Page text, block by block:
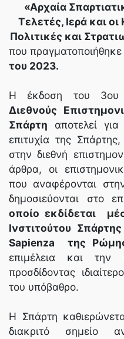
«Αρχαία
Τελετές, Ιερά και
Πολιτικές και
που
του 2023.
Η έκδοση του
Διεθνούς
Σπάρτη αποτελεί
επιτυχία της
στην διεθνή
άρθρα, οι
που αναφέρονται
δημοσιεύονται στο
οποίο εκδίδεται
Ινστιτούτου
Sapienza της
επιμέλεια και την
προσδίδοντας
του υπόβαθρο.
Η Σπάρτη
διακριτό σημείο